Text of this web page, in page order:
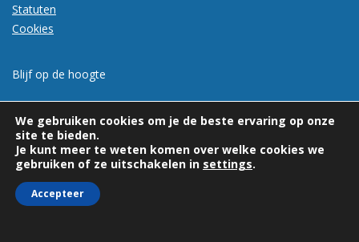
Statuten
Cookies
Blijf op de hoogte
We gebruiken cookies om je de beste ervaring op onze
site te bieden.
Je kunt meer te weten komen over welke cookies we
gebruiken of ze uitschakelen in settings.
Accepteer